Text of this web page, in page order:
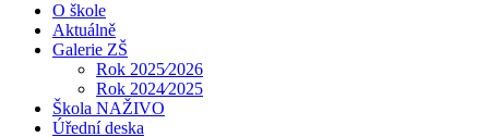
O škole
Aktuálně
Galerie ZŠ
Rok 2025⁄2026
Rok 2024⁄2025
Škola NAŽIVO
Úřední deska